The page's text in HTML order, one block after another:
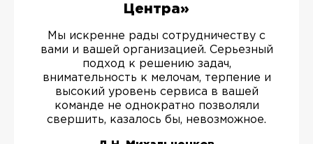
Центра»
Мы искренне рады сотрудничеству с
вами и вашей организацией. Серьезный
подход к решению задач,
внимательность к мелочам, терпение и
высокий уровень сервиса в вашей
команде не однократно позволяли
свершить, казалось бы, невозможное.